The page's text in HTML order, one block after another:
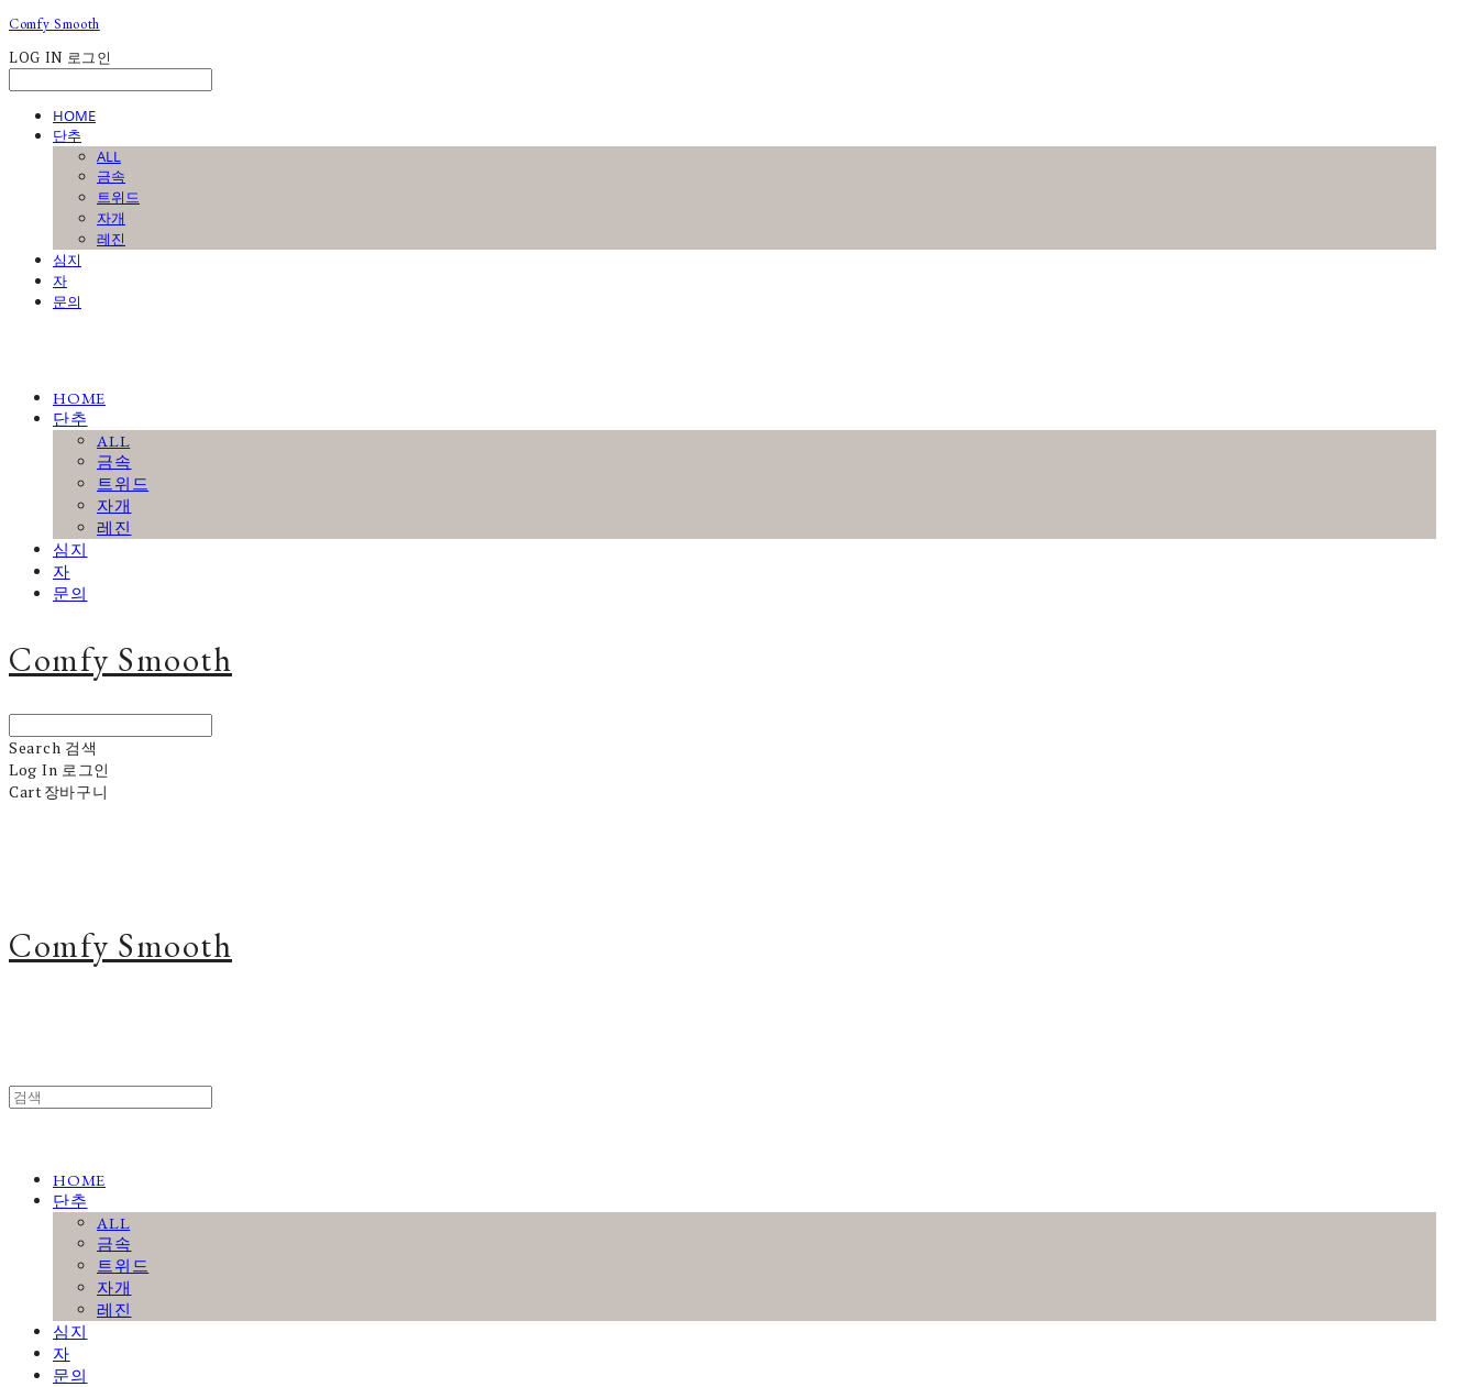
Comfy Smooth
LOG IN 로그인
HOME
단추
ALL
금속
트위드
자개
레진
심지
자
문의
HOME
단추
ALL
금속
트위드
자개
레진
심지
자
문의
Comfy Smooth
Search 검색
Log In 로그인
Cart장바구니
Comfy Smooth
HOME
단추
ALL
금속
트위드
자개
레진
심지
자
문의